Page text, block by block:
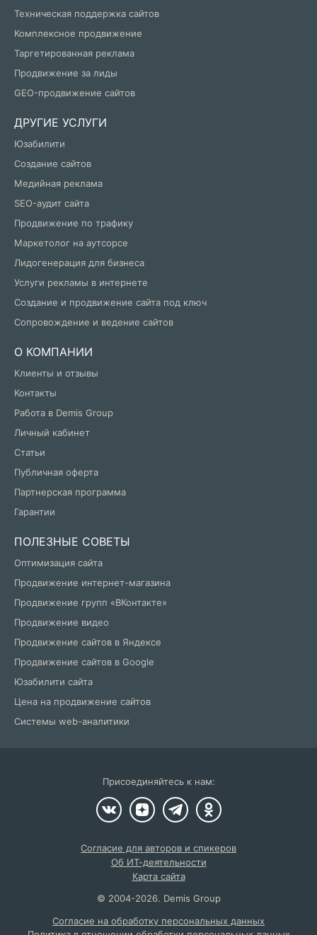
Техническая поддержка сайтов
Комплексное продвижение
Таргетированная реклама
Продвижение за лиды
GEO-продвижение сайтов
ДРУГИЕ УСЛУГИ
Юзабилити
Создание сайтов
Медийная реклама
SEO-аудит сайта
Продвижение по трафику
Маркетолог на аутсорсе
Лидогенерация для бизнеса
Услуги рекламы в интернете
Создание и продвижение сайта под ключ
Сопровождение и ведение сайтов
О КОМПАНИИ
Клиенты и отзывы
Контакты
Работа в Demis Group
Личный кабинет
Статьи
Публичная оферта
Партнерская программа
Гарантии
ПОЛЕЗНЫЕ СОВЕТЫ
Оптимизация сайта
Продвижение интернет-магазина
Продвижение групп «ВКонтакте»
Продвижение видео
Продвижение сайтов в Яндексе
Продвижение сайтов в Google
Юзабилити сайта
Цена на продвижение сайтов
Системы web-аналитики
Присоединяйтесь к нам:
© 2004-2026. Demis Group
Карта сайта
Об ИТ-деятельности
Согласие для авторов и спикеров
Согласие на обработку персональных данных